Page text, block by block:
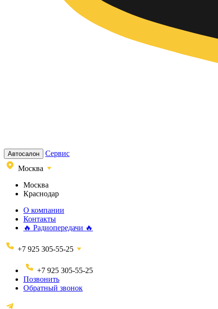
Автосалон
Сервис
Москва
Москва
Краснодар
О компании
Контакты
🔥 Радиопередачи 🔥
+7 925 305-55-25
+7 925 305-55-25
Позвонить
Обратный звонок